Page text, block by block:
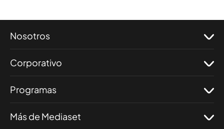
Nosotros
Corporativo
Programas
Más de Mediaset